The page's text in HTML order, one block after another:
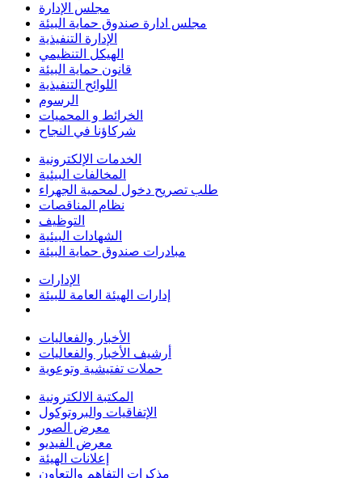
مجلس الإدارة
مجلس ادارة صندوق حماية البيئة
الإدارة التنفيذية
الهيكل التنظيمي
قانون حماية البيئة
اللوائح التنفيذية
الرسوم
الخرائط و المحميات
شركاؤنا في النجاح
الخدمات الإلكترونية
المخالفات البيئية
طلب تصريح دخول لمحمية الجهراء
نظام المناقصات
التوظيف
الشهادات البيئية
مبادرات صندوق حماية البيئة
الإدارات
إدارات الهيئة العامة للبيئة
الأخبار والفعاليات
أرشيف الأخبار والفعاليات
حملات تفتيشية وتوعوية
المكتبة الالكترونية
الإتفاقيات والبروتوكول
معرض الصور
معرض الفيديو
إعلانات الهيئة
مذكرات التفاهم والتعاون